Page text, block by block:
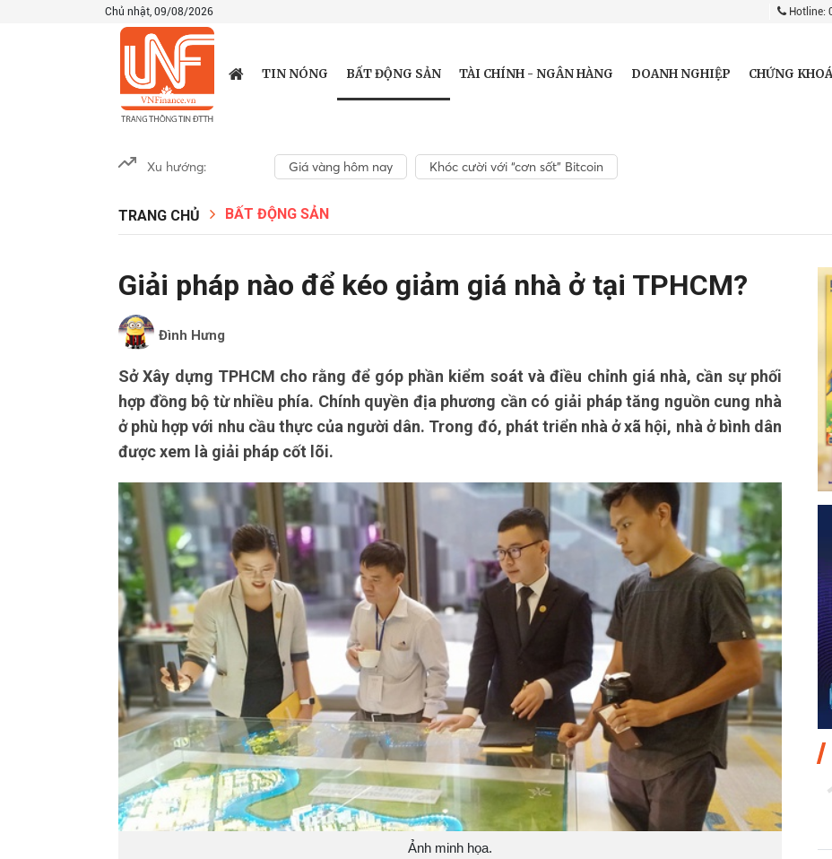
Chủ nhật, 09/08/2026 Hotline:
TIN NÓNG BẤT ĐỘNG SẢN TÀI CHÍNH - NGÂN HÀNG DOANH NGHIỆP CHỨNG
Xu hướng: Giá vàng hôm nay Khóc cười với “cơn sốt” Bitcoin
TRANG CHỦ BẤT ĐỘNG SẢN
Giải pháp nào để kéo giảm giá nhà ở tại TPHCM?
Đình Hưng
Sở Xây dựng TPHCM cho rằng để góp phần kiểm soát và điều chỉnh giá nhà, cần sự phối
hợp đồng bộ từ nhiều phía. Chính quyền địa phương cần có giải pháp tăng nguồn cung nhà
ở phù hợp với nhu cầu thực của người dân. Trong đó, phát triển nhà ở xã hội, nhà ở bình dân
được xem là giải pháp cốt lõi.
Ảnh minh họa.